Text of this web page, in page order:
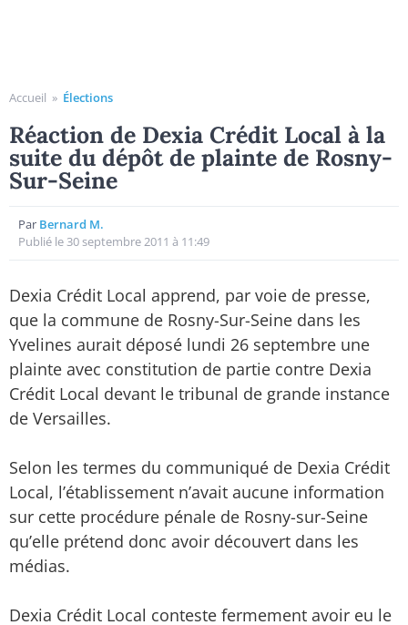
Accueil » Élections
Réaction de Dexia Crédit Local à la
suite du dépôt de plainte de Rosny-
Sur-Seine
Par Bernard M.
Publié le 30 septembre 2011 à 11:49
Dexia Crédit Local apprend, par voie de presse,
que la commune de Rosny-Sur-Seine dans les
Yvelines aurait déposé lundi 26 septembre une
plainte avec constitution de partie contre Dexia
Crédit Local devant le tribunal de grande instance
de Versailles.
Selon les termes du communiqué de Dexia Crédit
Local, l’établissement n’avait aucune information
sur cette procédure pénale de Rosny-sur-Seine
qu’elle prétend donc avoir découvert dans les
médias.
Dexia Crédit Local conteste fermement avoir eu le